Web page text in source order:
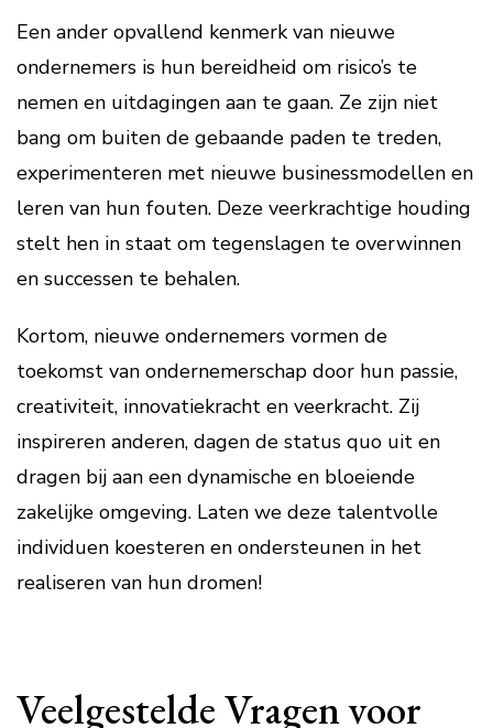
Een ander opvallend kenmerk van nieuwe
ondernemers is hun bereidheid om risico’s te
nemen en uitdagingen aan te gaan. Ze zijn niet
bang om buiten de gebaande paden te treden,
experimenteren met nieuwe businessmodellen en
leren van hun fouten. Deze veerkrachtige houding
stelt hen in staat om tegenslagen te overwinnen
en successen te behalen.
Kortom, nieuwe ondernemers vormen de
toekomst van ondernemerschap door hun passie,
creativiteit, innovatiekracht en veerkracht. Zij
inspireren anderen, dagen de status quo uit en
dragen bij aan een dynamische en bloeiende
zakelijke omgeving. Laten we deze talentvolle
individuen koesteren en ondersteunen in het
realiseren van hun dromen!
Veelgestelde Vragen voor